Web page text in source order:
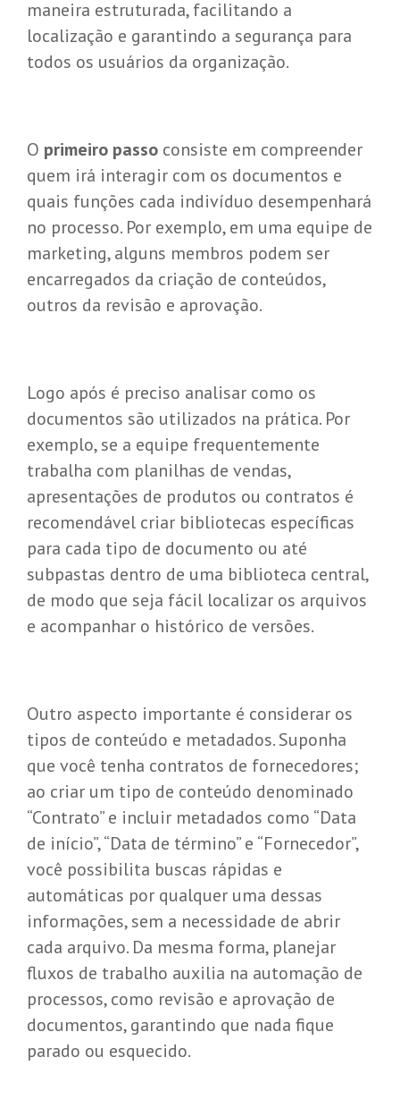
maneira estruturada, facilitando a
localização e garantindo a segurança para
todos os usuários da organização.
O primeiro passo consiste em compreender
quem irá interagir com os documentos e
quais funções cada indivíduo desempenhará
no processo. Por exemplo, em uma equipe de
marketing, alguns membros podem ser
encarregados da criação de conteúdos,
outros da revisão e aprovação.
Logo após é preciso analisar como os
documentos são utilizados na prática. Por
exemplo, se a equipe frequentemente
trabalha com planilhas de vendas,
apresentações de produtos ou contratos é
recomendável criar bibliotecas específicas
para cada tipo de documento ou até
subpastas dentro de uma biblioteca central,
de modo que seja fácil localizar os arquivos
e acompanhar o histórico de versões.
Outro aspecto importante é considerar os
tipos de conteúdo e metadados. Suponha
que você tenha contratos de fornecedores;
ao criar um tipo de conteúdo denominado
“Contrato” e incluir metadados como “Data
de início”, “Data de término” e “Fornecedor”,
você possibilita buscas rápidas e
automáticas por qualquer uma dessas
informações, sem a necessidade de abrir
cada arquivo. Da mesma forma, planejar
fluxos de trabalho auxilia na automação de
processos, como revisão e aprovação de
documentos, garantindo que nada fique
parado ou esquecido.